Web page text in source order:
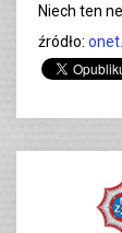
Niech ten
źródło: